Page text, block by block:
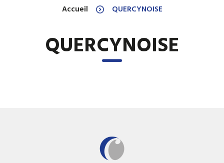
Accueil QUERCYNOISE
QUERCYNOISE